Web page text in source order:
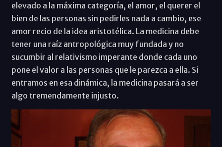
elevado a la máxima categoría, el amor, el querer el
bien de las personas sin pedirles nada a cambio, ese
amor recio de la idea aristotélica. La medicina debe
tener una raíz antropológica muy fundada y no
sucumbir al relativismo imperante donde cada uno
pone el valor a las personas que le parezca a ella. Si
entramos en esa dinámica, la medicina pasará a ser
algo tremendamente injusto.